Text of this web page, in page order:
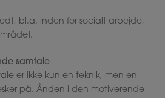
bl.a. inden for socialt arbejde,
samtale
er ikke kun en teknik, men en
på. Ånden i den motiverende